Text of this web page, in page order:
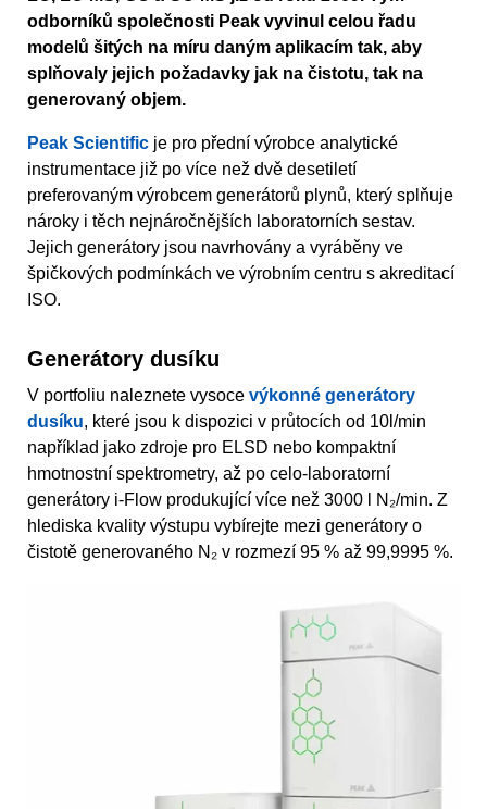
odborníků společnosti Peak vyvinul celou řadu
modelů šitých na míru daným aplikacím tak, aby
splňovaly jejich požadavky jak na čistotu, tak na
generovaný objem.
Peak Scientific je pro přední výrobce analytické
instrumentace již po více než dvě desetiletí
preferovaným výrobcem generátorů plynů, který splňuje
nároky i těch nejnáročnějších laboratorních sestav.
Jejich generátory jsou navrhovány a vyráběny ve
špičkových podmínkách ve výrobním centru s akreditací
ISO.
Generátory dusíku
V portfoliu naleznete vysoce výkonné generátory
dusíku, které jsou k dispozici v průtocích od 10l/min
například jako zdroje pro ELSD nebo kompaktní
hmotnostní spektrometry, až po celo-laboratorní
generátory i-Flow produkující více než 3000 l N₂/min. Z
hlediska kvality výstupu vybírejte mezi generátory o
čistotě generovaného N₂ v rozmezí 95 % až 99,9995 %.